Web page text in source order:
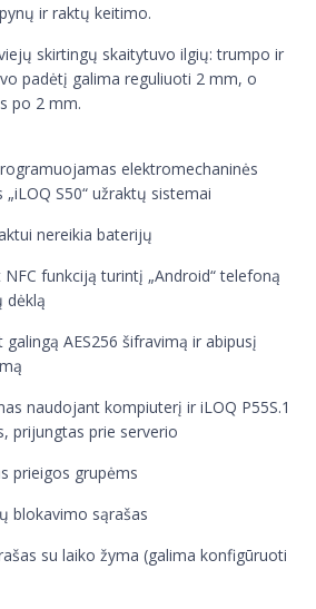
ir raktų keitimo.
skirtingų skaitytuvo ilgių: trumpo ir
padėtį galima reguliuoti 2 mm, o
po 2 mm.
elektromechaninės
S50“ užraktų sistemai
nereikia baterijų
funkciją turintį „Android“ telefoną
dėklą
AES256 šifravimą ir abipusį
naudojant kompiuterį ir iLOQ P55S.1
prijungtas prie serverio
prieigos grupėms
blokavimo sąrašas
su laiko žyma (galima konfigūruoti